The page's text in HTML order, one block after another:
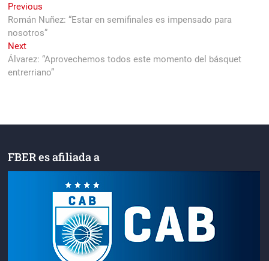
Navegación
de
entradas
Previous
post:
Román Nuñez: “Estar en semifinales es impensado para
nosotros”
NextNext
post:
Álvarez: “Aprovechemos todos este momento del básquet
entrerriano”
FBER es afiliada a